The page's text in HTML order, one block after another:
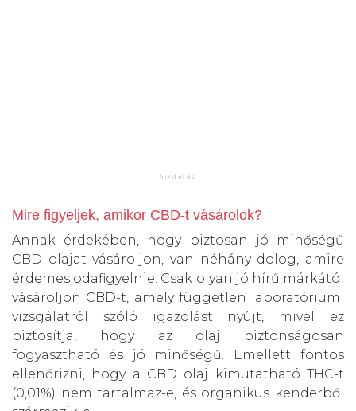
Mire figyeljek, amikor CBD-t vásárolok?
Annak érdekében, hogy biztosan jó minőségű
CBD olajat vásároljon, van néhány dolog, amire
érdemes odafigyelnie. Csak olyan jó hírű márkától
vásároljon CBD-t, amely független laboratóriumi
vizsgálatról szóló igazolást nyújt, mivel ez
biztosítja, hogy az olaj biztonságosan
fogyasztható és jó minőségű. Emellett fontos
ellenőrizni, hogy a CBD olaj kimutatható THC-t
(0,01%) nem tartalmaz-e, és organikus kenderből